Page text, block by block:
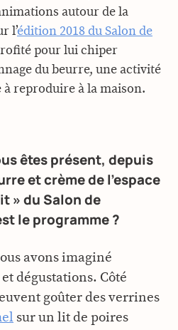
autour de la
l’édition 2018 du Salon de
pour lui chiper
du beurre, une activité
à reproduire à la maison.
êtes présent, depuis
et crème de l’espace
» du Salon de
le programme ?
avons imaginé
dégustations. Côté
goûter des verrines
sur un lit de poires